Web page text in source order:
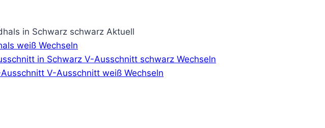
schwarz Aktuell
weiß Wechseln
V-Ausschnitt schwarz Wechseln
V-Ausschnitt weiß Wechseln